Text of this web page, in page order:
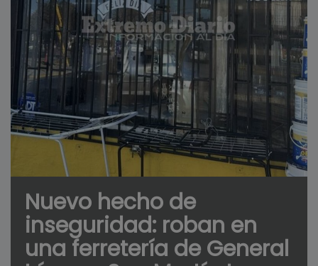
Nuevo hecho de
inseguridad: roban en
una ferretería de General